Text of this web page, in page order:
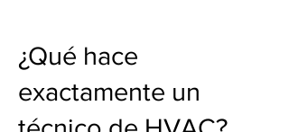
¿Qué hace
exactamente un